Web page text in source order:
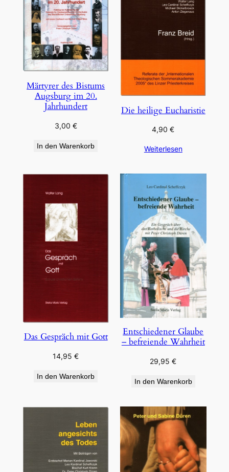
Märtyrer des Bistums
Augsburg im 20.
Jahrhundert
3,00 €
In den Warenkorb
Die heilige Eucharistie
4,90€
Weiterlesen
Das Gespräch mit Gott
14,95€
In den Warenkorb
Entschiedener Glaube
– befreiende Wahrheit
29,95€
In den Warenkorb